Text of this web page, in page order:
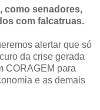
como senadores,
com falcatruas.
alertar que só
da crise gerada
CORAGEM para
e as demais